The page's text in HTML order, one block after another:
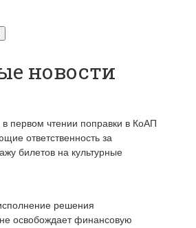
новости
первом чтении поправки в КоАП
ответственность за
билетов на культурные
решения
освобождает финансовую